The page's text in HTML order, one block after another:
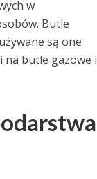
w
Butle
są one
na butle gazowe i